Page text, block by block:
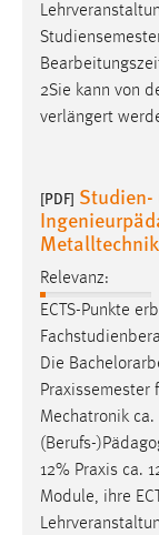
2Sie kann von
verlängert
[PDF]
Relevanz:
ECTS-Punkte
Die
Praxissemester
Mechatronik ca.
(Berufs-
12% Praxis ca.
Module, ihre